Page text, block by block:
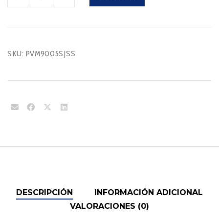
cantidad
SKU: PVM9005SJSS
DESCRIPCIÓN
INFORMACIÓN ADICIONAL
VALORACIONES (0)